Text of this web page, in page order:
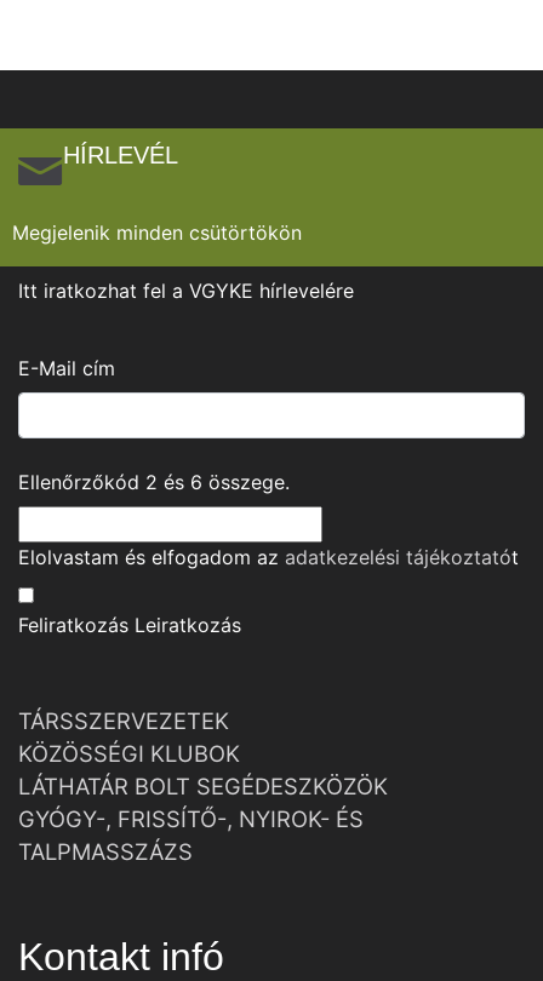
HÍRLEVÉL
Megjelenik minden csütörtökön
Itt iratkozhat fel a VGYKE hírlevelére
E-Mail cím
Ellenőrzőkód 2 és 6 összege.
Elolvastam és elfogadom az adatkezelési tájékoztatót
Feliratkozás Leiratkozás
TÁRSSZERVEZETEK
KÖZÖSSÉGI KLUBOK
LÁTHATÁR BOLT SEGÉDESZKÖZÖK
GYÓGY-, FRISSÍTŐ-, NYIROK- ÉS
TALPMASSZÁZS
Kontakt infó